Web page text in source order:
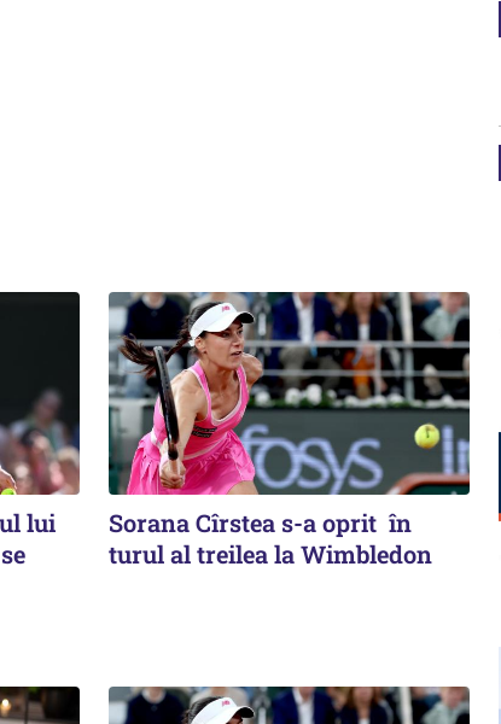
lui
Sorana Cîrstea s-a oprit în
turul al treilea la Wimbledon